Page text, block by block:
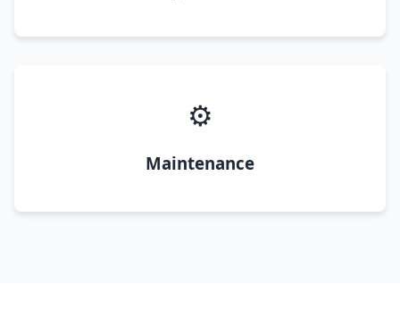
⚙️
Maintenance